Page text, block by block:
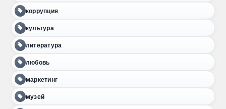
коррупция
культура
литература
любовь
маркетинг
музей